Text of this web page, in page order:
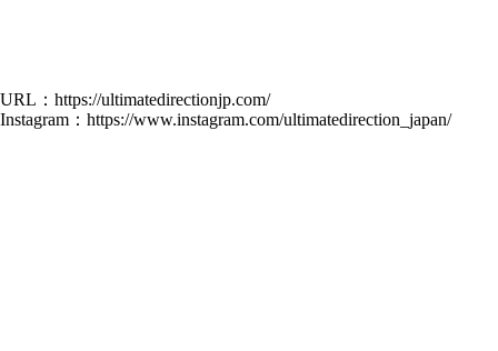
URL： https://ultimatedirectionjp.com/
Instagram： https://www.instagram.com/ultimatedirection_japan/